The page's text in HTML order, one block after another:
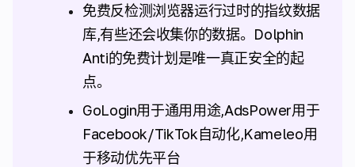
免费反检测浏览器运行过时的指纹数据
库,有些还会收集你的数据。Dolphin
Anti的免费计划是唯一真正安全的起
点。
GoLogin用于通用用途,AdsPower用于
Facebook/TikTok自动化,Kameleo用
于移动优先平台